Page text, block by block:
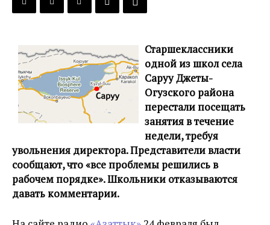
Кыргызстана
Старшеклассники
одной из школ села
Саруу Джеты-
Огузского района
перестали посещать
занятия в течение
недели, требуя
увольнения директора. Представители власти
сообщают, что «все проблемы решились в
рабочем порядке». Школьники отказываются
давать комментарии.